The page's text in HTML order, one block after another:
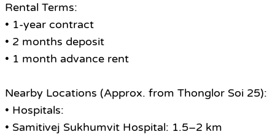
Rental Terms:
• 1-year contract
• 2 months deposit
• 1 month advance rent
Nearby Locations (Approx. from Thonglor Soi 25):
• Hospitals:
• Samitivej Sukhumvit Hospital: 1.5–2 km